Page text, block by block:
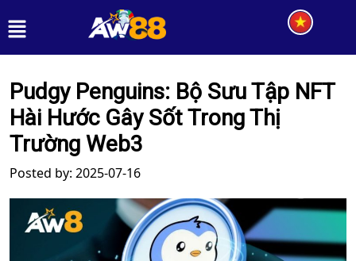
Pudgy Penguins: Bộ Sưu Tập NFT
Hài Hước Gây Sốt Trong Thị
Trường Web3
Posted by: 2025-07-16